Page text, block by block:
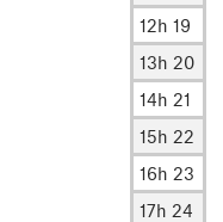
12h 19
13h 20
14h 21
15h 22
16h 23
17h 24